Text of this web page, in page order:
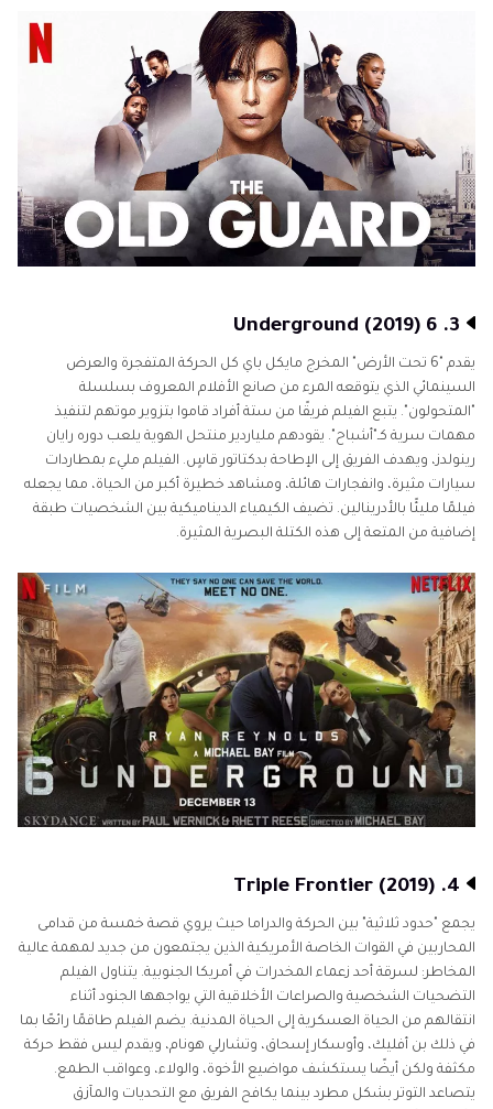
3. 6 Underground (2019)
يقدم "6 تحت الأرض" المخرج مايكل باي كل الحركة المتفجرة والعرض
السينمائي الذي يتوقعه المرء من صانع الأفلام المعروف بسلسلة
"المتحولون". يتبع الفيلم فريقًا من ستة أفراد قاموا بتزوير موتهم لتنفيذ
مهمات سرية كـ"أشباح". يقودهم ملياردير منتحل الهوية يلعب دوره رايان
رينولدز، ويهدف الفريق إلى الإطاحة بدكتاتور قاسٍ. الفيلم مليء بمطاردات
سيارات مثيرة، وانفجارات هائلة، ومشاهد خطيرة أكبر من الحياة، مما يجعله
فيلمًا مليئًا بالأدرينالين. تضيف الكيمياء الديناميكية بين الشخصيات طبقة
إضافية من المتعة إلى هذه الكتلة البصرية المثيرة.
4. Triple Frontier (2019)
يجمع "حدود ثلاثية" بين الحركة والدراما حيث يروي قصة خمسة من قدامى
المحاربين في القوات الخاصة الأمريكية الذين يجتمعون من جديد لمهمة عالية
المخاطر: لسرقة أحد زعماء المخدرات في أمريكا الجنوبية. يتناول الفيلم
التضحيات الشخصية والصراعات الأخلاقية التي يواجهها الجنود أثناء
انتقالهم من الحياة العسكرية إلى الحياة المدنية. يضم الفيلم طاقمًا رائعًا بما
في ذلك بن أفليك، وأوسكار إسحاق، وتشارلي هونام، ويقدم ليس فقط حركة
مكثفة ولكن أيضًا يستكشف مواضيع الأخوة، والولاء، وعواقب الطمع.
يتصاعد التوتر بشكل مطرد بينما يكافح الفريق مع التحديات والمآزق